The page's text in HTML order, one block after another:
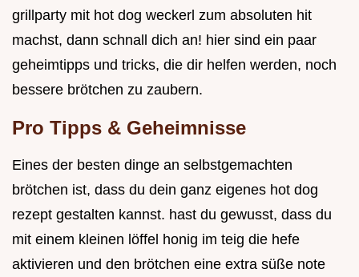
grillparty mit hot dog weckerl zum absoluten hit
machst, dann schnall dich an! hier sind ein paar
geheimtipps und tricks, die dir helfen werden, noch
bessere brötchen zu zaubern.
Pro Tipps & Geheimnisse
Eines der besten dinge an selbstgemachten
brötchen ist, dass du dein ganz eigenes hot dog
rezept gestalten kannst. hast du gewusst, dass du
mit einem kleinen löffel honig im teig die hefe
aktivieren und den brötchen eine extra süße note